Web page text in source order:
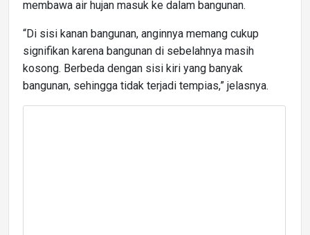
membawa air hujan masuk ke dalam bangunan.
“Di sisi kanan bangunan, anginnya memang cukup
signifikan karena bangunan di sebelahnya masih
kosong. Berbeda dengan sisi kiri yang banyak
bangunan, sehingga tidak terjadi tempias,” jelasnya.